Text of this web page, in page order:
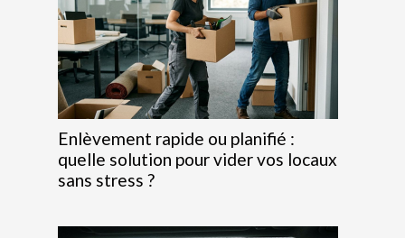
Enlèvement rapide ou planifié :
quelle solution pour vider vos locaux
sans stress ?